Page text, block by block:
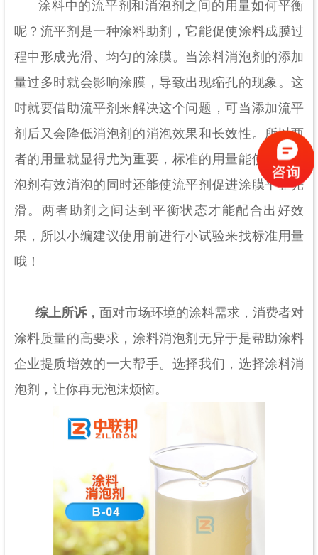
涂料中的流平剂和消泡剂之间的用量如何平衡
呢？流平剂是一种涂料助剂，它能促使涂料成膜过
程中形成光滑、均匀的涂膜。当涂料消泡剂的添加
量过多时就会影响涂膜，导致出现缩孔的现象。这
时就要借助流平剂来解决这个问题，可当添加流平
剂后又会降低消泡剂的消泡效果和长效性。所以两
者的用量就显得尤为重要，标准的用量能使涂料消
泡剂有效消泡的同时还能使流平剂促进涂膜平整光
滑。两者助剂之间达到平衡状态才能配合出好效
果，所以小编建议使用前进行小试验来找标准用量
哦！
综上所诉， 面对市场环境的涂料需求，消费者对
涂料质量的高要求，涂料消泡剂无异于是帮助涂料
企业提质增效的一大帮手。选择我们，选择涂料消
泡剂，让你再无泡沫烦恼。